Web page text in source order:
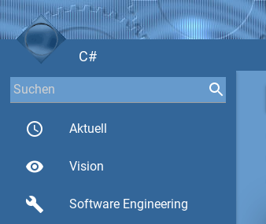
C#
access_time Aktuell
visibility Vision
build Software Engineering